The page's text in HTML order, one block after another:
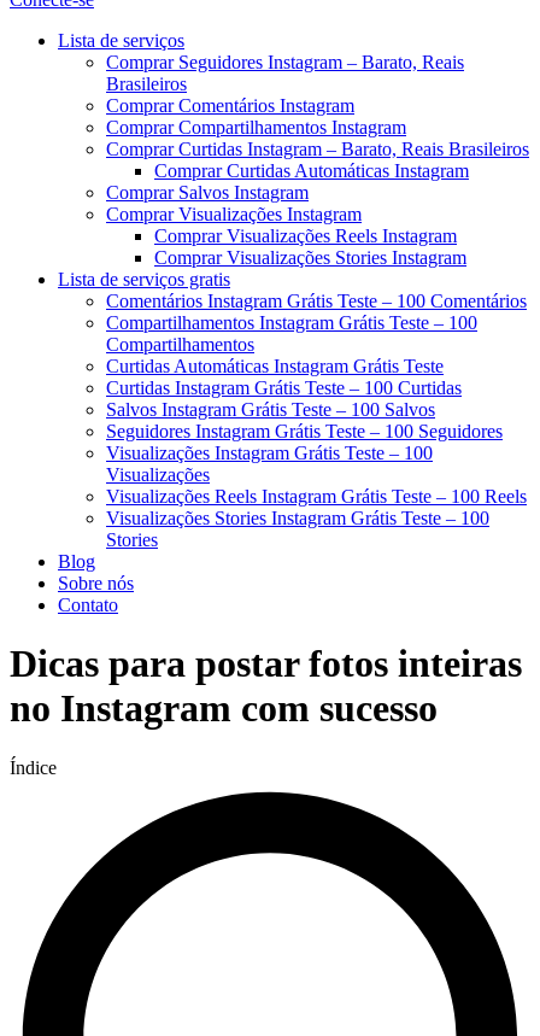
Menu
Lista de serviços
Comprar Seguidores Instagram – Barato, Reais
Brasileiros
Comprar Comentários Instagram
Comprar Compartilhamentos Instagram
Comprar Curtidas Instagram – Barato, Reais Brasileiros
Comprar Curtidas Automáticas Instagram
Comprar Salvos Instagram
Comprar Visualizações Instagram
Comprar Visualizações Reels Instagram
Comprar Visualizações Stories Instagram
Lista de serviços gratis
Comentários Instagram Grátis Teste – 100 Comentários
Compartilhamentos Instagram Grátis Teste – 100
Compartilhamentos
Curtidas Automáticas Instagram Grátis Teste
Curtidas Instagram Grátis Teste – 100 Curtidas
Salvos Instagram Grátis Teste – 100 Salvos
Seguidores Instagram Grátis Teste – 100 Seguidores
Visualizações Instagram Grátis Teste – 100
Visualizações
Visualizações Reels Instagram Grátis Teste – 100 Reels
Visualizações Stories Instagram Grátis Teste – 100
Stories
Blog
Sobre nós
Contato
Dicas para postar fotos inteiras
no Instagram com sucesso
Índice